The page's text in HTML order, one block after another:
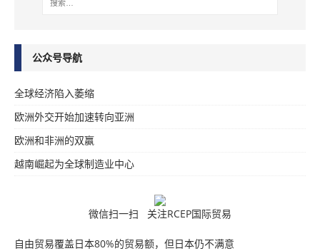
公众号导航
全球经济陷入萎缩
欧洲外交开始加速转向亚洲
欧洲和非洲的双赢
越南崛起为全球制造业中心
微信扫一扫 关注RCEP国际贸易
自由贸易覆盖日本80%的贸易额，但日本仍不满意